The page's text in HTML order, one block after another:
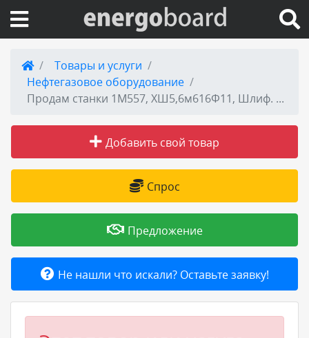
Вход на сайт
Поиск по сайту
Публикации
Справка
Товары и услуги
Добавить товар или услугу
Товары и услуги
Нефтегазовое оборудование
Продам станки 1М557, ХШ5,6м616Ф11, Шлиф. Coburg 20FS столы 4 и 10 метров. SZ-22-12-06. 1А660, рмц 6, 10м. 1550,1557, 6625, 6620
Добавить свой товар
Спрос
Предложение
Не нашли что искали? Оставьте заявку!